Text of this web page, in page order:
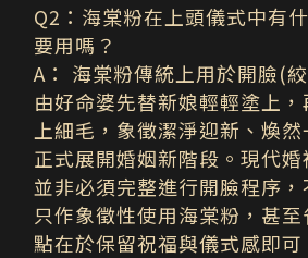
Q2 ：海棠粉在上頭儀式中有
要用嗎？
A ： 海棠粉傳統上用於開臉(
由好命婆先替新娘輕輕塗上
上細毛，象徵潔淨迎新、煥
正式展開婚姻新階段。現代婚
並非必須完整進行開臉程序
只作象徵性使用海棠粉，甚
點在於保留祝福與儀式感即可